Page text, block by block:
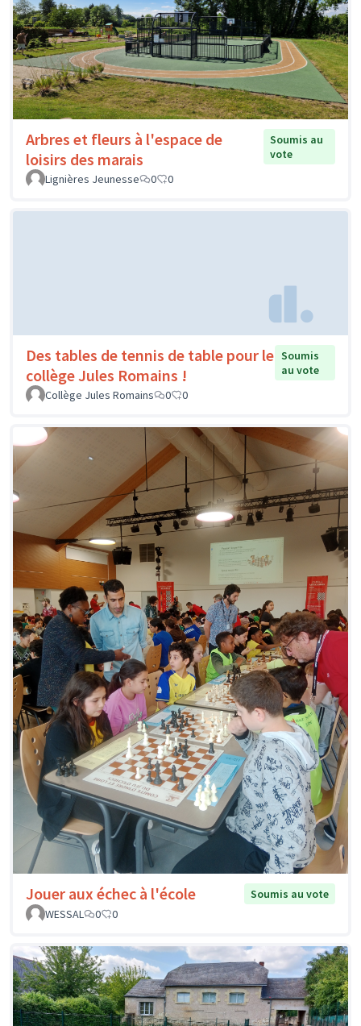
Arbres et fleurs à l'espace de
loisirs des marais
Soumis au
vote
Lignières Jeunesse
0 0
Des tables de tennis de table pour le
collège Jules Romains !
Soumis
au vote
Collège Jules Romains
0 0
Jouer aux échec à l'école
Soumis au vote
WESSAL
0 0